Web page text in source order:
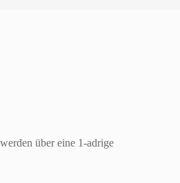
über eine 1-adrige